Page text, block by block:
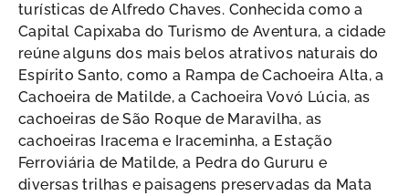
turísticas de Alfredo Chaves. Conhecida como a
Capital Capixaba do Turismo de Aventura, a cidade
reúne alguns dos mais belos atrativos naturais do
Espírito Santo, como a Rampa de Cachoeira Alta, a
Cachoeira de Matilde, a Cachoeira Vovó Lúcia, as
cachoeiras de São Roque de Maravilha, as
cachoeiras Iracema e Iraceminha, a Estação
Ferroviária de Matilde, a Pedra do Gururu e
diversas trilhas e paisagens preservadas da Mata